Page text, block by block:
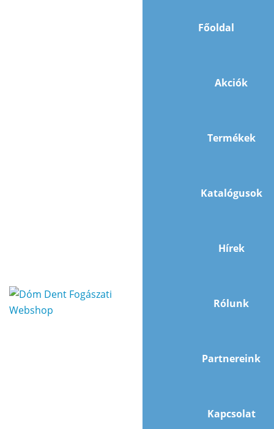
Főoldal
Akciók
Termékek
Katalógusok
Hírek
Rólunk
Partnereink
Kapcsolat